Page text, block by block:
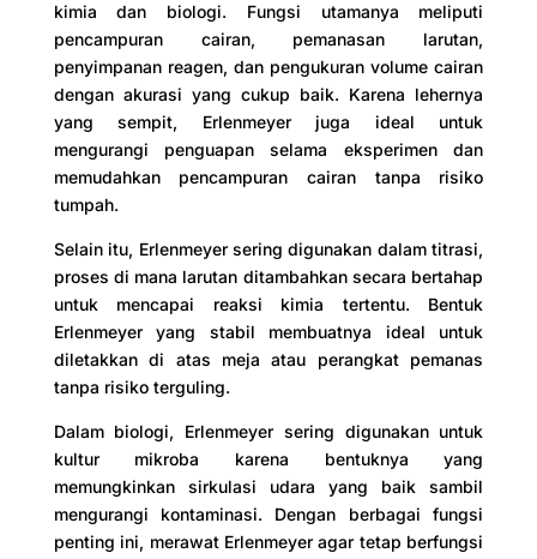
kimia dan biologi. Fungsi utamanya meliputi
pencampuran cairan, pemanasan larutan,
penyimpanan reagen, dan pengukuran volume cairan
dengan akurasi yang cukup baik. Karena lehernya
yang sempit, Erlenmeyer juga ideal untuk
mengurangi penguapan selama eksperimen dan
memudahkan pencampuran cairan tanpa risiko
tumpah.
Selain itu, Erlenmeyer sering digunakan dalam titrasi,
proses di mana larutan ditambahkan secara bertahap
untuk mencapai reaksi kimia tertentu. Bentuk
Erlenmeyer yang stabil membuatnya ideal untuk
diletakkan di atas meja atau perangkat pemanas
tanpa risiko terguling.
Dalam biologi, Erlenmeyer sering digunakan untuk
kultur mikroba karena bentuknya yang
memungkinkan sirkulasi udara yang baik sambil
mengurangi kontaminasi. Dengan berbagai fungsi
penting ini, merawat Erlenmeyer agar tetap berfungsi